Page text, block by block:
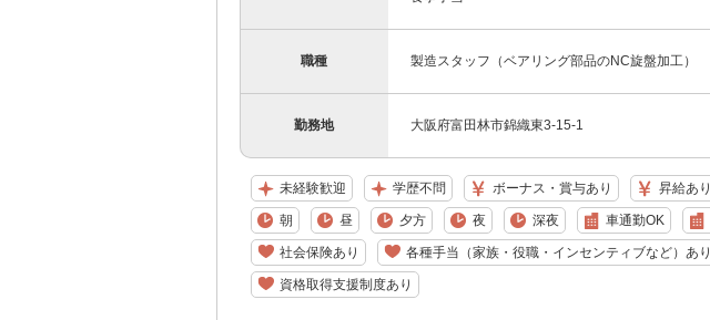
職種 製造スタッフ（ベアリング部品のNC旋盤加工）
勤務地 大阪府富田林市錦織東3-15-1
未経験歓迎 学歴不問 ボーナス・賞与あり 昇給あり
朝 昼 夕方 夜 深夜 車通勤OK
社会保険あり 各種手当（家族・役職・インセンティブなど）あり
資格取得支援制度あり